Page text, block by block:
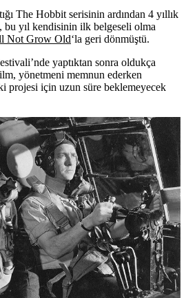
The Hobbit serisinin ardından 4 yıllık
, bu yıl kendisinin ilk belgeseli olma
Not Grow Old‘la geri dönmüştü.
yaptıktan sonra oldukça
yönetmeni memnun ederken
projesi için uzun süre beklemeyecek